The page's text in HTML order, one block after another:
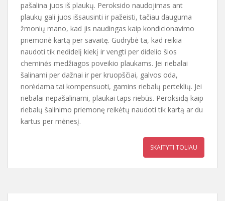
pašalina juos iš plaukų. Peroksido naudojimas ant
plaukų gali juos išsausinti ir pažeisti, tačiau dauguma
žmonių mano, kad jis naudingas kaip kondicionavimo
priemonė kartą per savaitę. Gudrybė ta, kad reikia
naudoti tik nedidelį kiekį ir vengti per didelio šios
cheminės medžiagos poveikio plaukams. Jei riebalai
šalinami per dažnai ir per kruopščiai, galvos oda,
norėdama tai kompensuoti, gamins riebalų perteklių. Jei
riebalai nepašalinami, plaukai taps riebūs. Peroksidą kaip
riebalų šalinimo priemonę reikėtų naudoti tik kartą ar du
kartus per mėnesį.
SKAITYTI TOLIAU